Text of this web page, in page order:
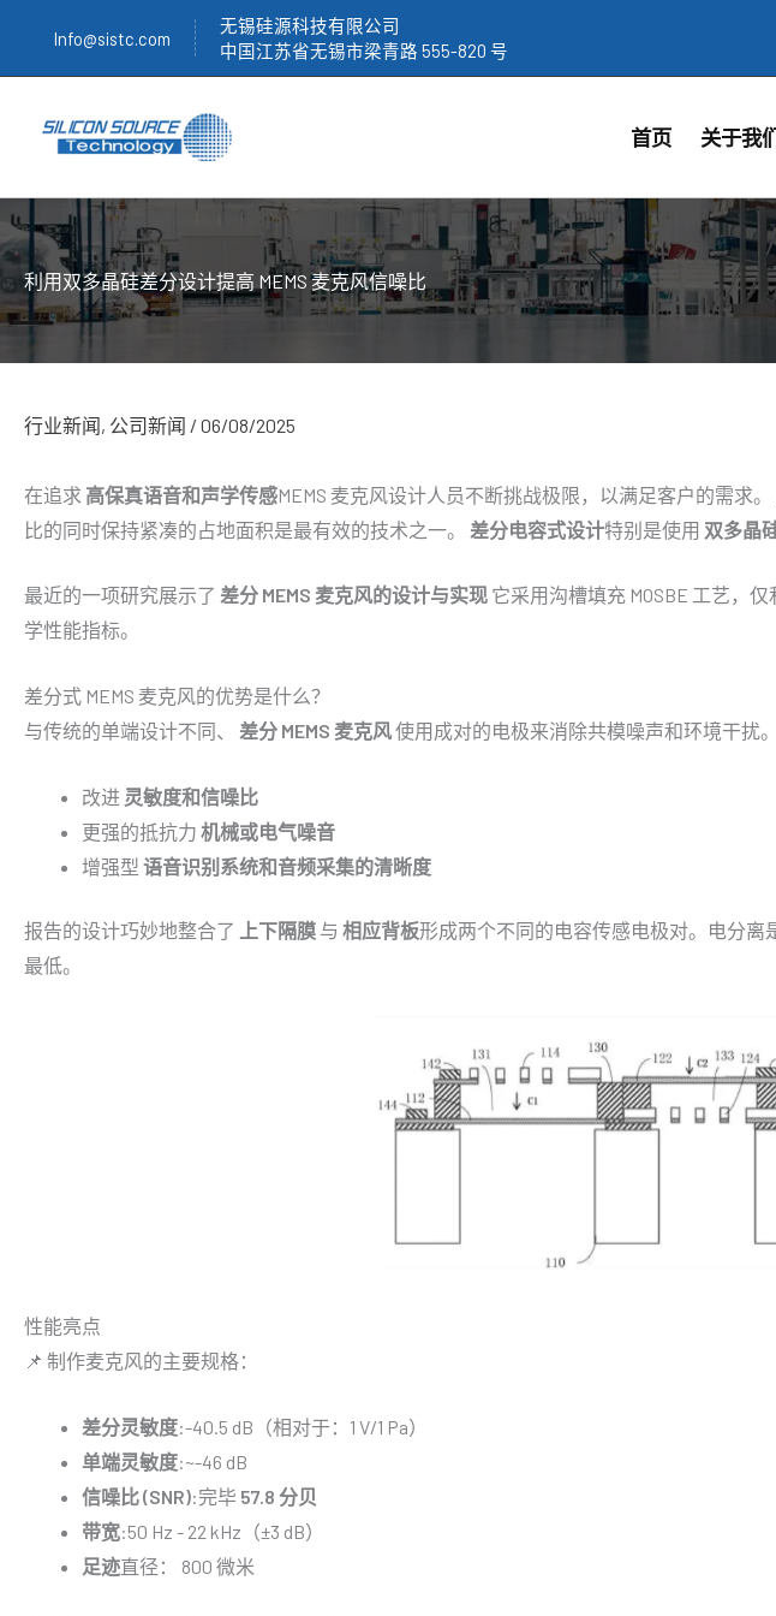
Info@sistc.com
无锡硅源科技有限公司
中国江苏省无锡市梁青路 555-820 号
首页 关于我
利用双多晶硅差分设计提高 MEMS 麦克风信噪比
行业新闻, 公司新闻 / 06/08/2025
在追求 高保真语音和声学传感MEMS 麦克风设计人员不断挑战极限，以满足客户的需求。
比的同时保持紧凑的占地面积是最有效的技术之一。 差分电容式设计特别是使用 双多晶
最近的一项研究展示了 差分 MEMS 麦克风的设计与实现 它采用沟槽填充 MOSBE 工艺，
学性能指标。
差分式 MEMS 麦克风的优势是什么？
与传统的单端设计不同、 差分 MEMS 麦克风使用成对的电极来消除共模噪声和环境干扰
改进 灵敏度和信噪比
更强的抵抗力 机械或电气噪音
增强型 语音识别系统和音频采集的清晰度
报告的设计巧妙地整合了 上下隔膜 与 相应背板形成两个不同的电容传感电极对。电分离
最低。
性能亮点
📌 制作麦克风的主要规格：
差分灵敏度:-40.5 dB（相对于：1 V/1 Pa）
单端灵敏度:~-46 dB
信噪比 (SNR):完毕 57.8 分贝
带宽:50 Hz - 22 kHz（±3 dB）
足迹直径： 800 微米